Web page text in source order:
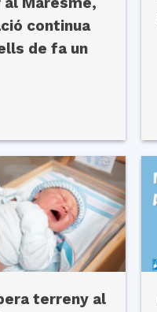
continua
de fa un
terreny al